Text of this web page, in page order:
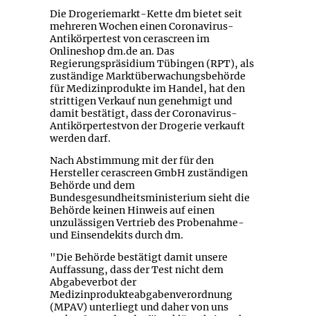
Die Drogeriemarkt-Kette dm bietet seit
mehreren Wochen einen Coronavirus-
Antikörpertest von cerascreen im
Onlineshop dm.de an. Das
Regierungspräsidium Tübingen (RPT), als
zuständige Marktüberwachungsbehörde
für Medizinprodukte im Handel, hat den
strittigen Verkauf nun genehmigt und
damit bestätigt, dass der Coronavirus-
Antikörpertestvon der Drogerie verkauft
werden darf.
Nach Abstimmung mit der für den
Hersteller cerascreen GmbH zuständigen
Behörde und dem
Bundesgesundheitsministerium sieht die
Behörde keinen Hinweis auf einen
unzulässigen Vertrieb des Probenahme-
und Einsendekits durch dm.
"Die Behörde bestätigt damit unsere
Auffassung, dass der Test nicht dem
Abgabeverbot der
Medizinprodukteabgabenverordnung
(MPAV) unterliegt und daher von uns